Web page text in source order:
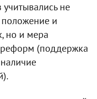
не
положение и
но и мера
(поддержка